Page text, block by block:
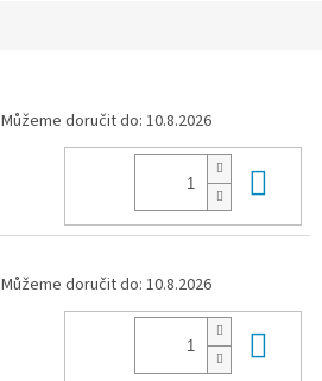
Můžeme doručit do: 10.8.2026
Můžeme doručit do: 10.8.2026